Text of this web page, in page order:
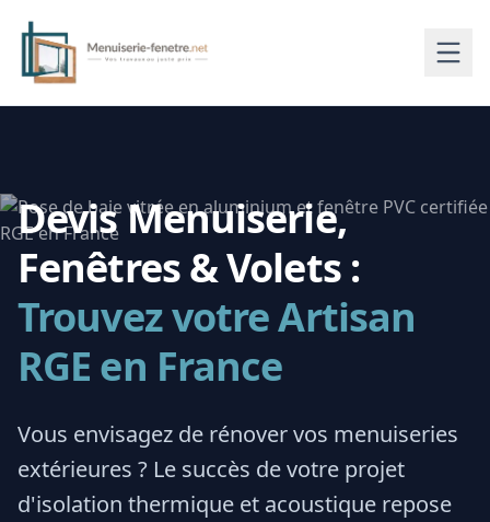
Devis Menuiserie,
Fenêtres & Volets :
Trouvez votre Artisan
RGE en France
Vous envisagez de rénover vos menuiseries
extérieures ? Le succès de votre projet
d'isolation thermique et acoustique repose